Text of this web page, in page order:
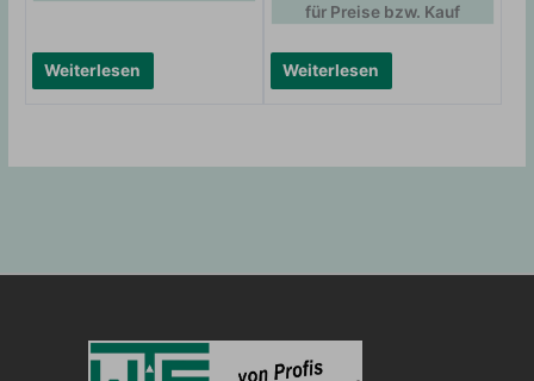
Weiterlesen Weiterlesen
für Preise bzw. Kauf